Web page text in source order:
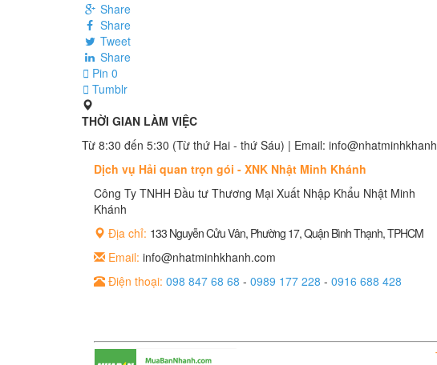
Share
Share
Tweet
Share
Pin 0
Tumblr
THỜI GIAN LÀM VIỆC
Từ 8:30 đến 5:30 (Từ thứ Hai - thứ Sáu) | Email:
Dịch vụ Hải quan trọn gói - XNK Nhật Minh Khánh
Công Ty TNHH Đầu tư Thương Mại Xuất Nhập Khẩu Nhật Minh
Khánh
Địa chỉ: 133 Nguyễn Cửu Vân, Phường 17, Quận Bình Thạnh, TPHCM
Email: info@nhatminhkhanh.com
Điện thoại: 098 847 68 68 - 0989 177 228 - 0916 688 428